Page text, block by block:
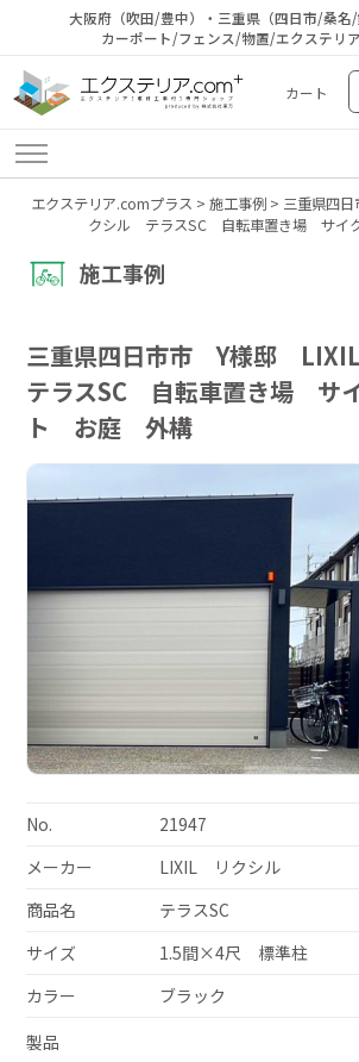
大阪府（吹田/豊中）・三重県（四日市/桑名
カーポート/フェンス/物置/エクステリ
カート
エクステリア.comプラス > 施工事例> 三重県四
クシル テラスSC 自転車置き場 サイ
施工事例
三重県四日市市 Y様邸
テラスSC 自転車置き場 サ
ト お庭 外構
No.
21947
メーカー
LIXIL リクシル
商品名
テラスSC
サイズ
1.5間×4尺 標準柱
カラー
ブラック
製品